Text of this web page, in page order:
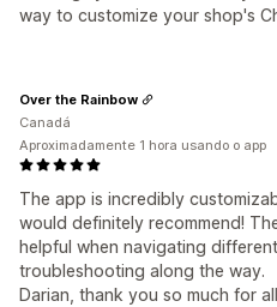
way to customize your shop's
The app is incredibly
would definitely recommend!
helpful when navigating
troubleshooting along the way.
Darian, thank you so much for
Over the Rainbow
Canadá
Aproximadamente 1 hora usando o app